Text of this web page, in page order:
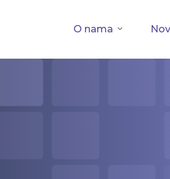
O nama